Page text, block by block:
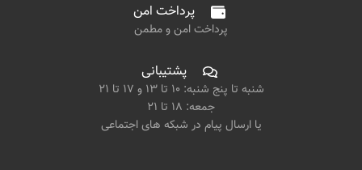
پرداخت امن
پرداخت امن و مطمن
پشتیبانی
شنبه تا پنج شنبه: ۱۰ تا ۱۳ و ۱۷ تا ۲۱
جمعه: ۱۸ تا ۲۱
یا ارسال پیام در شبکه های اجتماعی